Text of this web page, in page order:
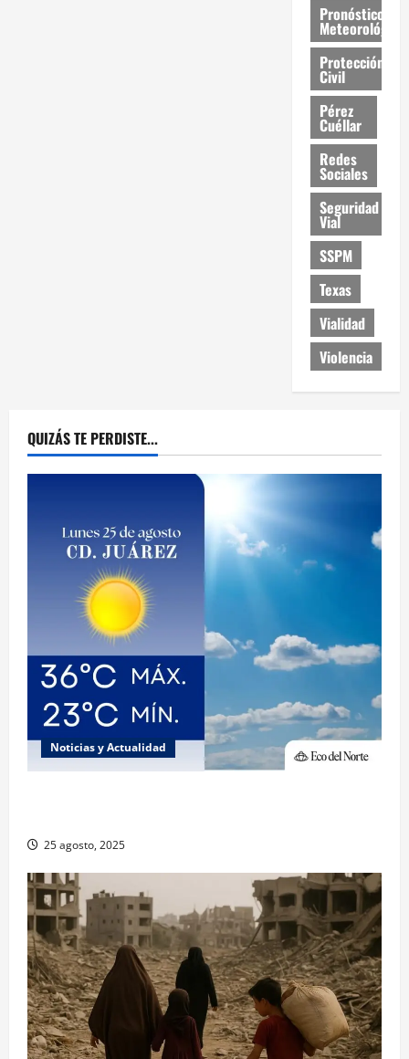
Pronóstico
Meteorológico
Protección
Civil
Pérez
Cuéllar
Redes
Sociales
Seguridad
Vial
SSPM
Texas
Vialidad
Violencia
QUIZÁS TE PERDISTE...
Noticias y Actualidad
25 agosto, 2025